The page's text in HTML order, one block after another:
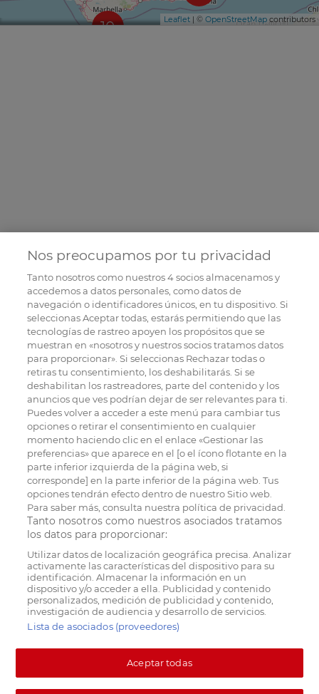
10 Leaflet | © OpenStreetMap contributors
Nos preocupamos por tu privacidad
Tanto nosotros como nuestros4socios almacenamos y
accedemos a datos personales, como datos de
navegación o identificadores únicos, en tu dispositivo. Si
seleccionas Aceptar todas, estarás permitiendo que las
tecnologías de rastreo apoyen los propósitos que se
muestran en «nosotros y nuestros socios tratamos datos
para proporcionar». Si seleccionas Rechazar todas o
retiras tu consentimiento, los deshabilitarás. Si se
deshabilitan los rastreadores, parte del contenido y los
anuncios que ves podrían dejar de ser relevantes para ti.
Puedes volver a acceder a este menú para cambiar tus
opciones o retirar el consentimiento en cualquier
momento haciendo clic en el enlace «Gestionar las
preferencias» que aparece en el [o el ícono flotante en la
parte inferior izquierda de la página web, si
corresponde] en la parte inferior de la página web. Tus
opciones tendrán efecto dentro de nuestro Sitio web.
Para saber más, consulta nuestra política de privacidad.
Tanto nosotros como nuestros asociados tratamos
los datos para proporcionar:
Utilizar datos de localización geográfica precisa. Analizar
activamente las características del dispositivo para su
identificación. Almacenar la información en un
dispositivo y/o acceder a ella. Publicidad y contenido
personalizados, medición de publicidad y contenido,
investigación de audiencia y desarrollo de servicios.
Lista de asociados (proveedores)
Aceptar todas